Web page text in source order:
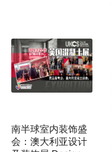
南半球室内装饰盛
会：澳大利亚设计